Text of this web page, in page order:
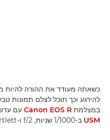
כשאתה מעודד את ההורה להיות
להירגע וכך תוכל לצלם תמונות
במצלמת Canon EOS R עם
USM ב-1/1000 שניות, f/2 ו-ISO400. ‎© Helen Bartlett